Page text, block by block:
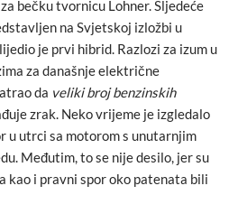
bečku tvornicu Lohner. Sljedeće
na Svjetskoj izložbi u
je prvi hibrid. Razlozi za izum u
za današnje električne
da veliki broj benzinskih
zrak. Neko vrijeme je izgledalo
u utrci sa motorom s unutarnjim
Međutim, to se nije desilo, jer su
kao i pravni spor oko patenata bili